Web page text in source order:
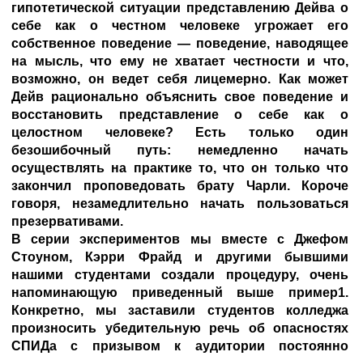
гипотетической ситуации представлению Дейва о
себе как о честном человеке угрожает его
собственное поведение — поведение, наводящее
на мысль, что ему не хватает честности и что,
возможно, он ведет себя лицемерно. Как может
Дейв рационально объяснить свое поведение и
восстановить представление о себе как о
целостном человеке? Есть только один
безошибочный путь: немедленно начать
осуществлять на практике то, что он только что
закончил проповедовать брату Чарли. Короче
говоря, незамедлительно начать пользоваться
презервативами.
В серии экспериментов мы вместе с Джефом
Стоуном, Кэрри Фрайд и другими бывшими
нашими студентами создали процедуру, очень
напоминающую приведенный выше пример1.
Конкретно, мы заставили студентов колледжа
произносить убедительную речь об опасностях
СПИДа с призывом к аудитории постоянно